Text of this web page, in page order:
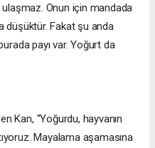
ulaşmaz. Onun için mandada
düşüktür. Fakat şu anda
payı var. Yoğurt da
Kan, “Yoğurdu, hayvanın
Mayalama aşamasına